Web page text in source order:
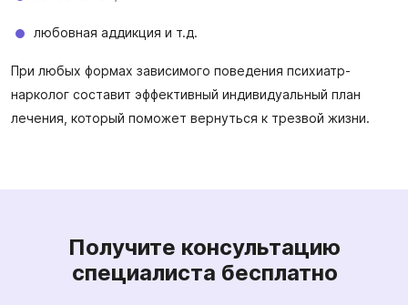
любовная аддикция и т.д.
При любых формах зависимого поведения психиатр-
нарколог составит эффективный индивидуальный план
лечения, который поможет вернуться к трезвой жизни.
Получите консультацию
специалиста бесплатно